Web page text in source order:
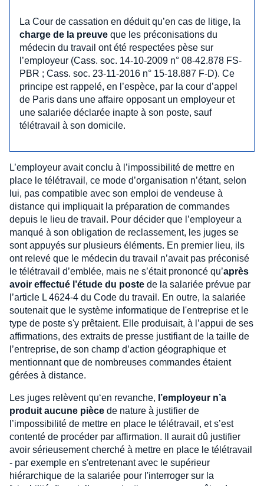
La Cour de cassation en déduit qu’en cas de litige, la
charge de la preuve que les préconisations du
médecin du travail ont été respectées pèse sur
l’employeur (Cass. soc. 14-10-2009 n° 08-42.878 FS-
PBR ; Cass. soc. 23-11-2016 n° 15-18.887 F-D). Ce
principe est rappelé, en l’espèce, par la cour d’appel
de Paris dans une affaire opposant un employeur et
une salariée déclarée inapte à son poste, sauf
télétravail à son domicile.
L’employeur avait conclu à l’impossibilité de mettre en
place le télétravail, ce mode d’organisation n’étant, selon
lui, pas compatible avec son emploi de vendeuse à
distance qui impliquait la préparation de commandes
depuis le lieu de travail. Pour décider que l’employeur a
manqué à son obligation de reclassement, les juges se
sont appuyés sur plusieurs éléments. En premier lieu, ils
ont relevé que le médecin du travail n’avait pas préconisé
le télétravail d’emblée, mais ne s’était prononcé qu’après
avoir effectué l’étude du poste de la salariée prévue par
l’article L 4624-4 du Code du travail. En outre, la salariée
soutenait que le système informatique de l'entreprise et le
type de poste s'y prêtaient. Elle produisait, à l’appui de ses
affirmations, des extraits de presse justifiant de la taille de
l’entreprise, de son champ d’action géographique et
mentionnant que de nombreuses commandes étaient
gérées à distance.
Les juges relèvent qu‘en revanche, l’employeur n’a
produit aucune pièce de nature à justifier de
l’impossibilité de mettre en place le télétravail, et s’est
contenté de procéder par affirmation. Il aurait dû justifier
avoir sérieusement cherché à mettre en place le télétravail
- par exemple en s'entretenant avec le supérieur
hiérarchique de la salariée pour l'interroger sur la